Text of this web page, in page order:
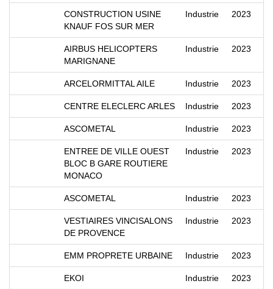
CONSTRUCTION USINE
KNAUF FOS SUR MER
Industrie 2023
AIRBUS HELICOPTERS
MARIGNANE
Industrie 2023
ARCELORMITTAL AILE Industrie 2023
CENTRE ELECLERC ARLES Industrie 2023
ASCOMETAL Industrie 2023
ENTREE DE VILLE OUEST
BLOC B GARE ROUTIERE
MONACO
Industrie 2023
ASCOMETAL Industrie 2023
VESTIAIRES VINCISALONS
DE PROVENCE
Industrie 2023
EMM PROPRETE URBAINE Industrie 2023
EKOI Industrie 2023